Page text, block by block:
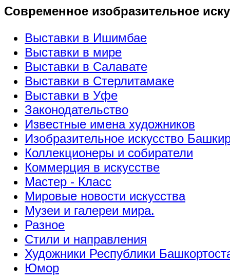
Современное изобразительное
Выставки в Ишимбае
Выставки в мире
Выставки в Салавате
Выставки в Стерлитамаке
Выставки в Уфе
Законодательство
Известные имена художников
Изобразительное искусство
Коллекционеры и собиратели
Коммерция в искусстве
Мастер - Класс
Мировые новости искусства
Музеи и галереи мира.
Разное
Стили и направления
Художники Республики
Юмор